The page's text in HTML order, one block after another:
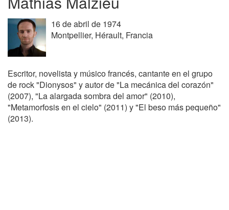
16 de abril de 1974
Montpellier, Hérault, Francia
Escritor, novelista y músico francés, cantante en el grupo
de rock "Dionysos" y autor de "La mecánica del corazón"
(2007), "La alargada sombra del amor" (2010),
"Metamorfosis en el cielo" (2011) y "El beso más pequeño"
(2013).